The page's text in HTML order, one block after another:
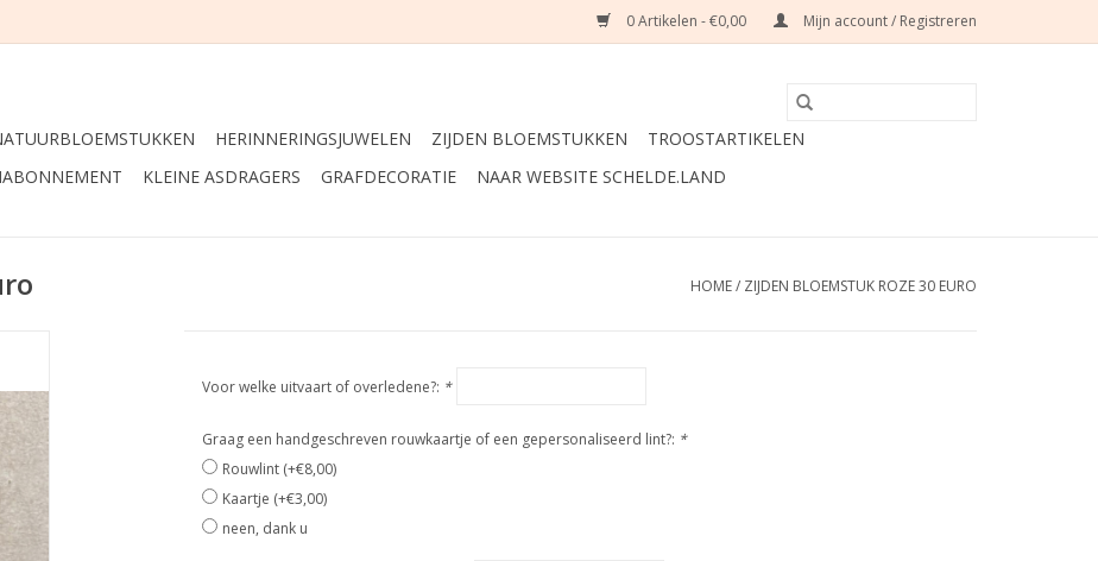
0 Artikelen - €0,00 Mijn account / Registreren
HERINNERINGSJUWELEN ZIJDEN BLOEMSTUKKEN
TROOSTARTIKELEN
KLEINE ASDRAGERS GRAFDECORATIE NAAR WEBSITE SCHELDE.LAND
HOME/ ZIJDEN BLOEMSTUK ROZE 30 EURO
Voor welke uitvaart of overledene?: *
Graag een handgeschreven rouwkaartje of een gepersonaliseerd lint?: *
Rouwlint (+€8,00)
Kaartje (+€3,00)
neen, dank u